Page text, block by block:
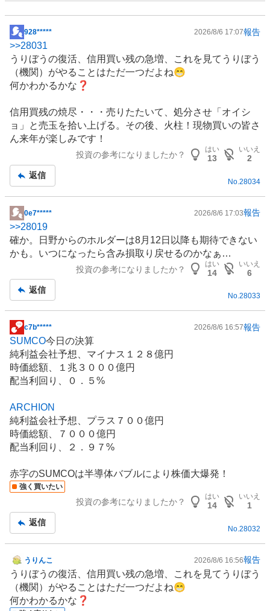
掲
示
板
記
事
928***** 2026/8/6 17:07報告
>>28031
うりぼうの復活、信用買い残の急増、これを見てうりぼう
（機関）がやることはただ一つだよね😁
何かわかるかな❓
信用買残の焼尽・・・売りたたいて、処分させ「オイシ
ョ」と売玉を拾い上げる。その後、火柱！現物買いの皆さ
ん来年が楽しみです！
投資の参考になりましたか？
はい
13
いいえ
2
返信
No. 28034
掲
示
板
記
0e7***** 2026/8/6 17:03報告
>>28019
確か。日野からのホルダーは8月12日以降も期待できない
かも。いつになったら含み損取り戻せるのかなぁ…
投資の参考になりましたか？
はい
14
いいえ
6
返信
No.28033
掲
示
板
記
事
c7b***** 2026/8/6 16:57報告
SUMCO今日の決算
純利益会社予想、マイナス１２８億円
時価総額、１兆３０００億円
配当利回り、０．５%
ARCHION
純利益会社予想、プラス７００億円
時価総額、７０００億円
配当利回り、２．９７%
赤字のSUMCOは半導体バブルにより株価大爆発！
強く買いたい
投資の参考になりましたか？
はい
14
いいえ
1
返信
No. 28032
掲
示
板
記
うりんこ 2026/8/6 16:56報告
うりぼうの復活、信用買い残の急増、これを見てうりぼう
（機関）がやることはただ一つだよね😁
何かわかるかな❓